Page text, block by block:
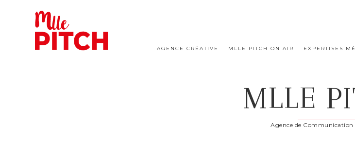
AGENCE CRÉATIVE MLLE PITCH ON AIR EXPERTISES
MLLE
Agence de